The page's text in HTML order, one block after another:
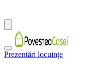
Prezentări locuințe